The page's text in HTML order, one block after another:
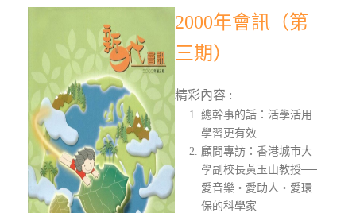
2000年會訊（第
三期）
精彩內容 :
總幹事的話：活學活用
學習更有效
顧問專訪：香港城市大
學副校長黃玉山教授──
愛音樂‧愛助人‧愛環
保的科學家